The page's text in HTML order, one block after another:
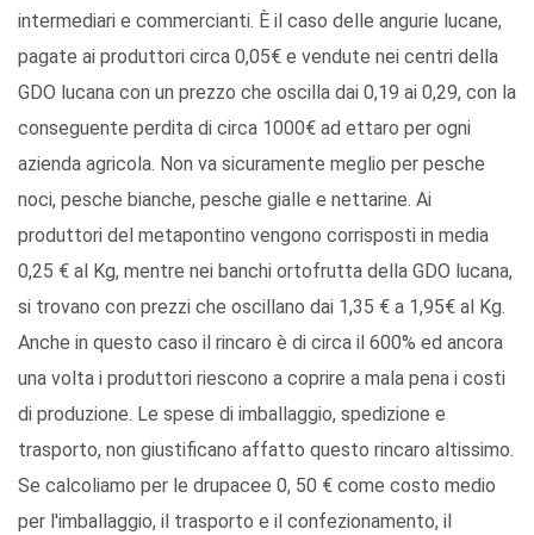
intermediari e commercianti. È il caso delle angurie lucane,
pagate ai produttori circa 0,05€ e vendute nei centri della
GDO lucana con un prezzo che oscilla dai 0,19 ai 0,29, con la
conseguente perdita di circa 1000€ ad ettaro per ogni
azienda agricola. Non va sicuramente meglio per pesche
noci, pesche bianche, pesche gialle e nettarine. Ai
produttori del metapontino vengono corrisposti in media
0,25 € al Kg, mentre nei banchi ortofrutta della GDO lucana,
si trovano con prezzi che oscillano dai 1,35 € a 1,95€ al Kg.
Anche in questo caso il rincaro è di circa il 600% ed ancora
una volta i produttori riescono a coprire a mala pena i costi
di produzione. Le spese di imballaggio, spedizione e
trasporto, non giustificano affatto questo rincaro altissimo.
Se calcoliamo per le drupacee 0, 50 € come costo medio
per l'imballaggio, il trasporto e il confezionamento, il